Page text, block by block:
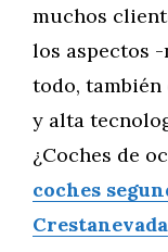
muchos
los aspectos -
todo, también
y alta
¿Coches de
coches
Crestanevada